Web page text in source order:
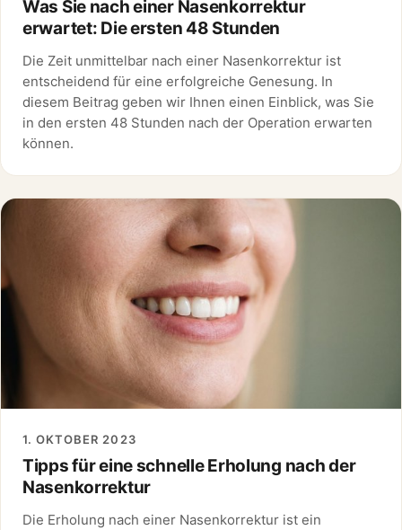
Was Sie nach einer Nasenkorrektur
erwartet: Die ersten 48 Stunden
Die Zeit unmittelbar nach einer Nasenkorrektur ist
entscheidend für eine erfolgreiche Genesung. In
diesem Beitrag geben wir Ihnen einen Einblick, was Sie
in den ersten 48 Stunden nach der Operation erwarten
können.
1. OKTOBER 2023
Tipps für eine schnelle Erholung nach der
Nasenkorrektur
Die Erholung nach einer Nasenkorrektur ist ein